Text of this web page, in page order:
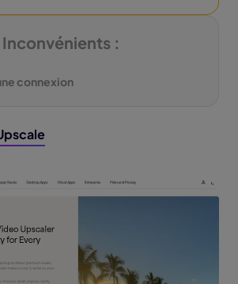
Inconvénients :
connexion